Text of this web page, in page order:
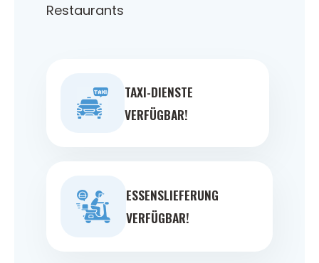
Restaurants
TAXI-DIENSTE
VERFÜGBAR!
ESSENSLIEFERUNG
VERFÜGBAR!